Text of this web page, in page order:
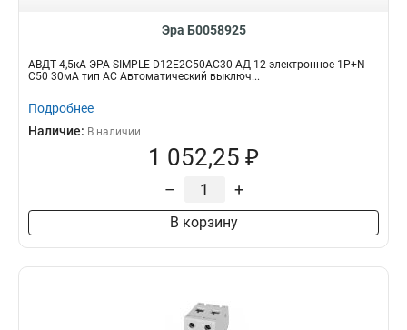
Эра Б0058925
АВДТ 4,5кА ЭРА SIMPLE D12E2C50AC30 АД-12 электронное 1P+N
С50 30мА тип АС Автоматический выключ...
Подробнее
Наличие: В наличии
1 052,25 ₽
– +
В корзину